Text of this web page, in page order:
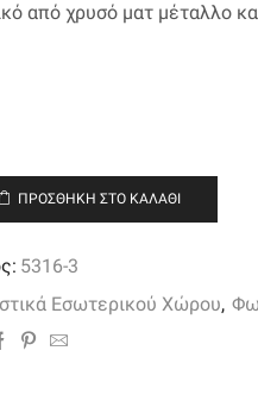
από χρυσό ματ μέταλλο
ΠΡΟΣΘΉΚΗ ΣΤΟ ΚΑΛΆΘΙ
5316-3
Εσωτερικού Χώρου,